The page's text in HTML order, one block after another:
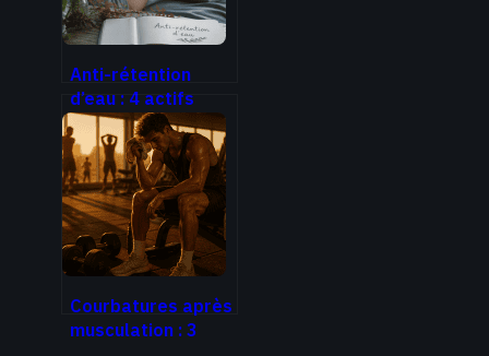
Anti-rétention
d’eau : 4 actifs
drainants et le
réflexe sel pour
dégonfler
Courbatures après
musculation : 3